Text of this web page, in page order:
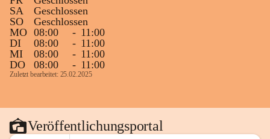
SA
Geschlossen
SO
Geschlossen
MO 08:00 - 11:00
DI
08:00 - 11:00
MI
08:00 - 11:00
DO
08:00 - 11:00
Zuletzt bearbeitet: 25.02.2025
Veröffentlichungsportal